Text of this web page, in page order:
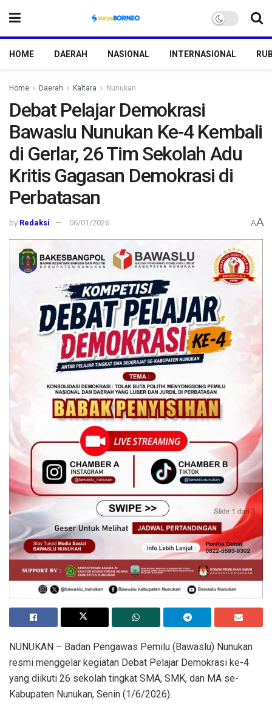
HOME DAERAH NASIONAL INTERNASIONAL
Home Daerah Kaltara Nunukan
Debat Pelajar Demokrasi
Bawaslu Nunukan Ke-4 Kembali
di Gerlar, 26 Tim Sekolah Adu
Kritis Gagasan Demokrasi di
Perbatasan
by Redaksi 06/01/2026 AA
NUNUKAN – Badan Pengawas Pemilu (Bawaslu) Nunukan
resmi menggelar kegiatan Debat Pelajar Demokrasi ke-4
yang diikuti 26 sekolah tingkat SMA, SMK, dan MA se-
Kabupaten Nunukan, Senin (1/6/2026).